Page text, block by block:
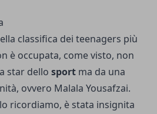
classifica dei teenagers più
è occupata, come visto, non
star dello sport ma da una
ovvero Malala Yousafzai.
ricordiamo, è stata insignita